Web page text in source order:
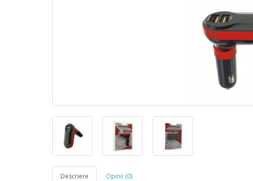
Descriere Opinii (0)